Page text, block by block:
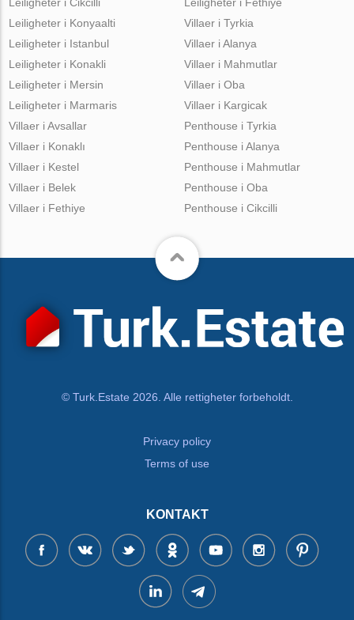
Leiligheter i Konyaalti
Leiligheter i Istanbul
Leiligheter i Konakli
Leiligheter i Mersin
Leiligheter i Marmaris
Villaer i Tyrkia
Villaer i Alanya
Villaer i Mahmutlar
Villaer i Oba
Villaer i Kargicak
Villaer i Avsallar
Villaer i Konaklı
Villaer i Kestel
Villaer i Belek
Villaer i Fethiye
Penthouse i Tyrkia
Penthouse i Alanya
Penthouse i Mahmutlar
Penthouse i Oba
Penthouse i Cikcilli
© Turk.Estate 2026. Alle rettigheter forbeholdt.
Privacy policy
Terms of use
KONTAKT